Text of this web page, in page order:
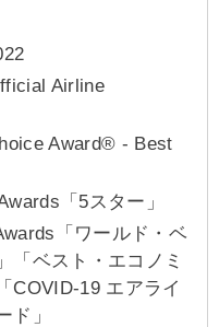
Airline
Award® - Best
「5スター」
「ワールド・ベ
「ベスト・エコノミ
COVID-19 エアライ
ド」